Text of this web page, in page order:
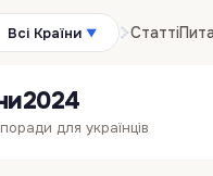
Всі Країни ▼ Статті
для українців